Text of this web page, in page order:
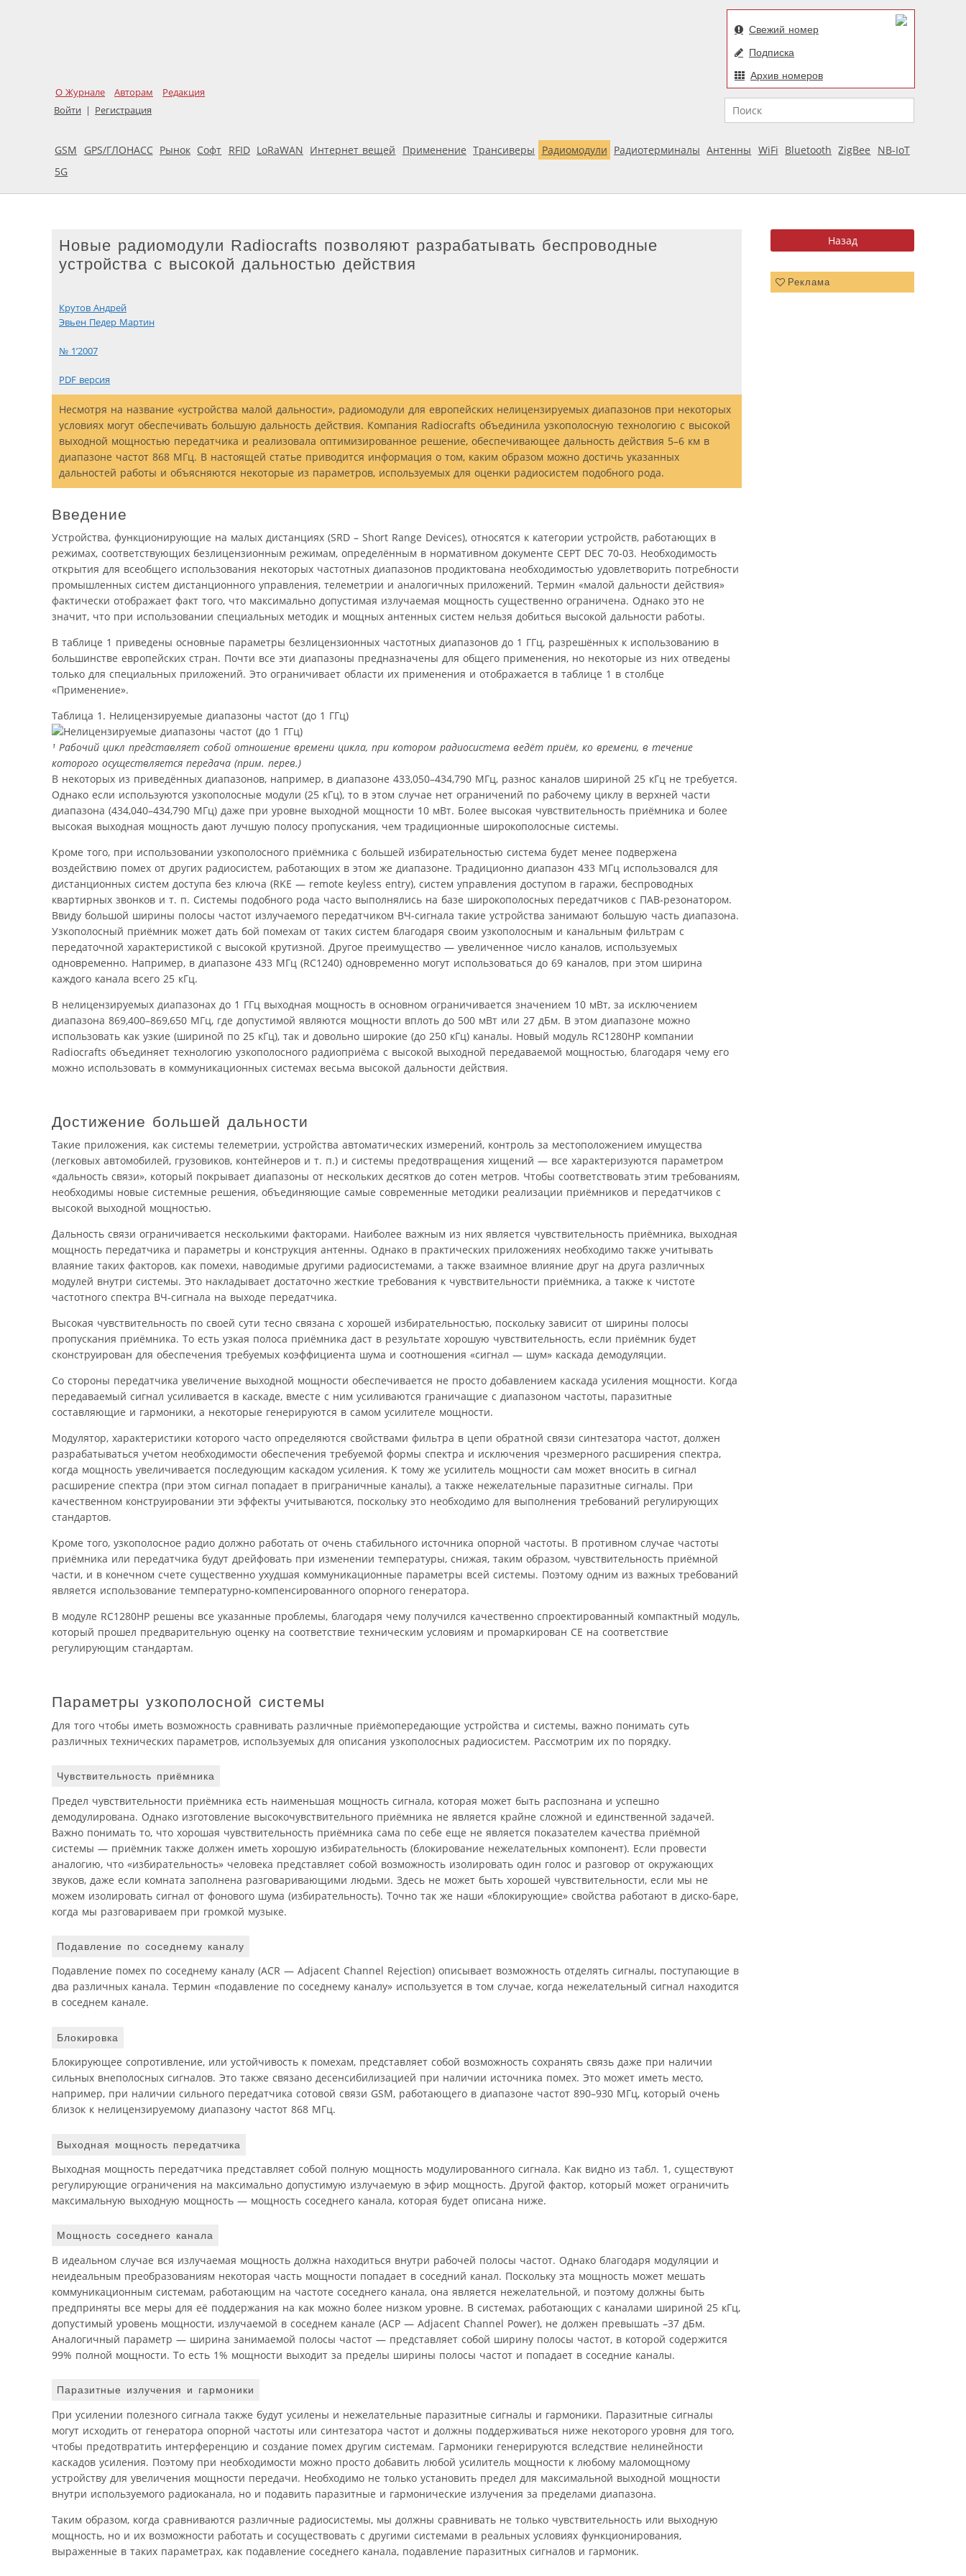
О Журнале Авторам
Редакция
Войти | Регистрация
Свежий номер
Подписка
Архив номеров
Поиск
GSM GPS/ГЛОНАСС Рынок Софт RFID LoRaWAN Интернет вещей Применение Трансиверы Радиомодули Радиотерминалы Антенны WiFi Bluetooth ZigBee
NB-IoT
5G
Реклама
Новые радиомодули Radiocrafts позволяют разрабатывать беспроводные
устройства с высокой дальностью действия
Крутов Андрей
Эвьен Педер Мартин
№ 1’2007
PDF версия
Несмотря на название «устройства малой дальности», радиомодули для европейских нелицензируемых диапазонов при некоторых
условиях могут обеспечивать большую дальность действия. Компания Radiocrafts объединила узкополосную технологию с высокой
выходной мощностью передатчика и реализовала оптимизированное решение, обеспечивающее дальность действия 5–6 км в
диапазоне частот 868 МГц. В настоящей статье приводится информация о том, каким образом можно достичь указанных
дальностей работы и объясняются некоторые из параметров, используемых для оценки радиосистем подобного рода.
Введение
Устройства, функционирующие на малых дистанциях (SRD – Short Range Devices), относятся к категории устройств, работающих в
режимах, соответствующих безлицензионным режимам, определённым в нормативном документе CEPT DEC 70-03. Необходимость
открытия для всеобщего использования некоторых частотных диапазонов продиктована необходимостью удовлетворить потребности
промышленных систем дистанционного управления, телеметрии и аналогичных приложений. Термин «малой дальности действия»
фактически отображает факт того, что максимально допустимая излучаемая мощность существенно ограничена. Однако это не
значит, что при использовании специальных методик и мощных антенных систем нельзя добиться высокой дальности работы.
В таблице 1 приведены основные параметры безлицензионных частотных диапазонов до 1 ГГц, разрешённых к использованию в
большинстве европейских стран. Почти все эти диапазоны предназначены для общего применения, но некоторые из них отведены
только для специальных приложений. Это ограничивает области их применения и отображается в таблице 1 в столбце
«Применение».
Таблица 1. Нелицензируемые диапазоны частот (до 1 ГГц)
¹ Рабочий цикл представляет собой отношение времени цикла, при котором радиосистема ведёт приём, ко времени, в течение
которого осуществляется передача (прим. перев.)
В некоторых из приведённых диапазонов, например, в диапазоне 433,050–434,790 МГц, разнос каналов шириной 25 кГц не требуется.
Однако если используются узкополосные модули (25 кГц), то в этом случае нет ограничений по рабочему циклу в верхней части
диапазона (434,040–434,790 МГц) даже при уровне выходной мощности 10 мВт. Более высокая чувствительность приёмника и более
высокая выходная мощность дают лучшую полосу пропускания, чем традиционные широкополосные системы.
Кроме того, при использовании узкополосного приёмника с большей избирательностью система будет менее подвержена
воздействию помех от других радиосистем, работающих в этом же диапазоне. Традиционно диапазон 433 МГц использовался для
дистанционных систем доступа без ключа (RKE — remote keyless entry), систем управления доступом в гаражи, беспроводных
квартирных звонков и т. п. Системы подобного рода часто выполнялись на базе широкополосных передатчиков с ПАВ-резонатором.
Ввиду большой ширины полосы частот излучаемого передатчиком ВЧ-сигнала такие устройства занимают большую часть диапазона.
Узкополосный приёмник может дать бой помехам от таких систем благодаря своим узкополосным и канальным фильтрам с
передаточной характеристикой с высокой крутизной. Другое преимущество — увеличенное число каналов, используемых
одновременно. Например, в диапазоне 433 МГц (RC1240) одновременно могут использоваться до 69 каналов, при этом ширина
каждого канала всего 25 кГц.
В нелицензируемых диапазонах до 1 ГГц выходная мощность в основном ограничивается значением 10 мВт, за исключением
диапазона 869,400–869,650 МГц, где допустимой являются мощности вплоть до 500 мВт или 27 дБм. В этом диапазоне можно
использовать как узкие (шириной по 25 кГц), так и довольно широкие (до 250 кГц) каналы. Новый модуль RC1280HP компании
Radiocrafts объединяет технологию узкополосного радиоприёма с высокой выходной передаваемой мощностью, благодаря чему его
можно использовать в коммуникационных системах весьма высокой дальности действия.
Достижение большей дальности
Такие приложения, как системы телеметрии, устройства автоматических измерений, контроль за местоположением имущества
(легковых автомобилей, грузовиков, контейнеров и т. п.) и системы предотвращения хищений — все характеризуются параметром
«дальность связи», который покрывает диапазоны от нескольких десятков до сотен метров. Чтобы соответствовать этим требованиям,
необходимы новые системные решения, объединяющие самые современные методики реализации приёмников и передатчиков с
высокой выходной мощностью.
Дальность связи ограничивается несколькими факторами. Наиболее важным из них является чувствительность приёмника, выходная
мощность передатчика и параметры и конструкция антенны. Однако в практических приложениях необходимо также учитывать
влаяние таких факторов, как помехи, наводимые другими радиосистемами, а также взаимное влияние друг на друга различных
модулей внутри системы. Это накладывает достаточно жесткие требования к чувствительности приёмника, а также к чистоте
частотного спектра ВЧ-сигнала на выходе передатчика.
Высокая чувствительность по своей сути тесно связана с хорошей избирательностью, поскольку зависит от ширины полосы
пропускания приёмника. То есть узкая полоса приёмника даст в результате хорошую чувствительность, если приёмник будет
сконструирован для обеспечения требуемых коэффициента шума и соотношения «сигнал — шум» каскада демодуляции.
Со стороны передатчика увеличение выходной мощности обеспечивается не просто добавлением каскада усиления мощности. Когда
передаваемый сигнал усиливается в каскаде, вместе с ним усиливаются граничащие с диапазоном частоты, паразитные
составляющие и гармоники, а некоторые генерируются в самом усилителе мощности.
Модулятор, характеристики которого часто определяются свойствами фильтра в цепи обратной связи синтезатора частот, должен
разрабатываться учетом необходимости обеспечения требуемой формы спектра и исключения чрезмерного расширения спектра,
когда мощность увеличивается последующим каскадом усиления. К тому же усилитель мощности сам может вносить в сигнал
расширение спектра (при этом сигнал попадает в приграничные каналы), а также нежелательные паразитные сигналы. При
качественном конструировании эти эффекты учитываются, поскольку это необходимо для выполнения требований регулирующих
стандартов.
Кроме того, узкополосное радио должно работать от очень стабильного источника опорной частоты. В противном случае частоты
приёмника или передатчика будут дрейфовать при изменении температуры, снижая, таким образом, чувствительность приёмной
части, и в конечном счете существенно ухудшая коммуникационные параметры всей системы. Поэтому одним из важных требований
является использование температурно-компенсированного опорного генератора.
В модуле RC1280HP решены все указанные проблемы, благодаря чему получился качественно спроектированный компактный модуль,
который прошел предварительную оценку на соответствие техническим условиям и промаркирован CE на соответствие
регулирующим стандартам.
Параметры узкополосной системы
Для того чтобы иметь возможность сравнивать различные приёмопередающие устройства и системы, важно понимать суть
различных технических параметров, используемых для описания узкополосных радиосистем. Рассмотрим их по порядку.
Чувствительность приёмника
Предел чувствительности приёмника есть наименьшая мощность сигнала, которая может быть распознана и успешно
демодулирована. Однако изготовление высокочувствительного приёмника не является крайне сложной и единственной задачей.
Важно понимать то, что хорошая чувствительность приёмника сама по себе еще не является показателем качества приёмной
системы — приёмник также должен иметь хорошую избирательность (блокирование нежелательных компонент). Если провести
аналогию, что «избирательность» человека представляет собой возможность изолировать один голос и разговор от окружающих
звуков, даже если комната заполнена разговаривающими людьми. Здесь не может быть хорошей чувствительности, если мы не
можем изолировать сигнал от фонового шума (избирательность). Точно так же наши «блокирующие» свойства работают в диско-баре,
когда мы разговариваем при громкой музыке.
Подавление по соседнему каналу
Подавление помех по соседнему каналу (ACR — Adjacent Channel Rejection) описывает возможность отделять сигналы, поступающие в
два различных канала. Термин «подавление по соседнему каналу» используется в том случае, когда нежелательный сигнал находится
в соседнем канале.
Блокировка
Блокирующее сопротивление, или устойчивость к помехам, представляет собой возможность сохранять связь даже при наличии
сильных внеполосных сигналов. Это также связано десенсибилизацией при наличии источника помех. Это может иметь место,
например, при наличии сильного передатчика сотовой связи GSM, работающего в диапазоне частот 890–930 МГц, который очень
близок к нелицензируемому диапазону частот 868 МГц.
Выходная мощность передатчика
Выходная мощность передатчика представляет собой полную мощность модулированного сигнала. Как видно из табл. 1, существуют
регулирующие ограничения на максимально допустимую излучаемую в эфир мощность. Другой фактор, который может ограничить
максимальную выходную мощность — мощность соседнего канала, которая будет описана ниже.
Мощность соседнего канала
В идеальном случае вся излучаемая мощность должна находиться внутри рабочей полосы частот. Однако благодаря модуляции и
неидеальным преобразованиям некоторая часть мощности попадает в соседний канал. Поскольку эта мощность может мешать
коммуникационным системам, работающим на частоте соседнего канала, она является нежелательной, и поэтому должны быть
предприняты все меры для её поддержания на как можно более низком уровне. В системах, работающих с каналами шириной 25 кГц,
допустимый уровень мощности, излучаемой в соседнем канале (ACP — Adjacent Channel Power), не должен превышать –37 дБм.
Аналогичный параметр — ширина занимаемой полосы частот — представляет собой ширину полосы частот, в которой содержится
99% полной мощности. То есть 1% мощности выходит за пределы ширины полосы частот и попадает в соседние каналы.
Паразитные излучения и гармоники
При усилении полезного сигнала также будут усилены и нежелательные паразитные сигналы и гармоники. Паразитные сигналы
могут исходить от генератора опорной частоты или синтезатора частот и должны поддерживаться ниже некоторого уровня для того,
чтобы предотвратить интерференцию и создание помех другим системам. Гармоники генерируются вследствие нелинейности
каскадов усиления. Поэтому при необходимости можно просто добавить любой усилитель мощности к любому маломощному
устройству для увеличения мощности передачи. Необходимо не только установить предел для максимальной выходной мощности
внутри используемого радиоканала, но и подавить паразитные и гармонические излучения за пределами диапазона.
Таким образом, когда сравниваются различные радиосистемы, мы должны сравнивать не только чувствительность или выходную
мощность, но и их возможности работать и сосуществовать с другими системами в реальных условиях функционирования,
выраженные в таких параметрах, как подавление соседнего канала, подавление паразитных сигналов и гармоник.